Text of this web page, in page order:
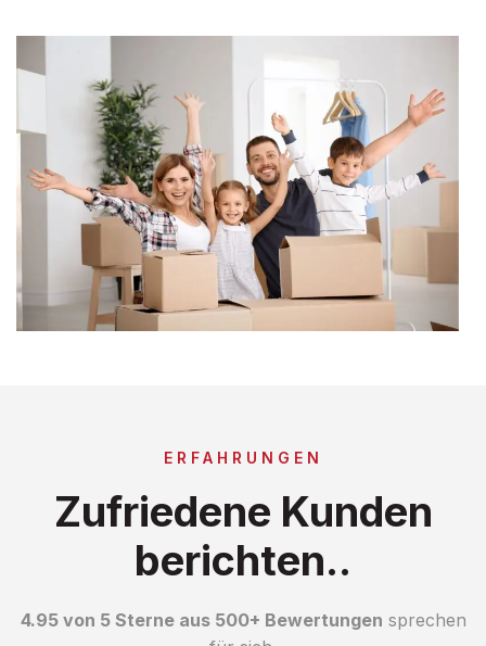
ERFAHRUNGEN
Zufriedene Kunden
berichten..
4.95 von 5 Sterne aus 500+ Bewertungen sprechen